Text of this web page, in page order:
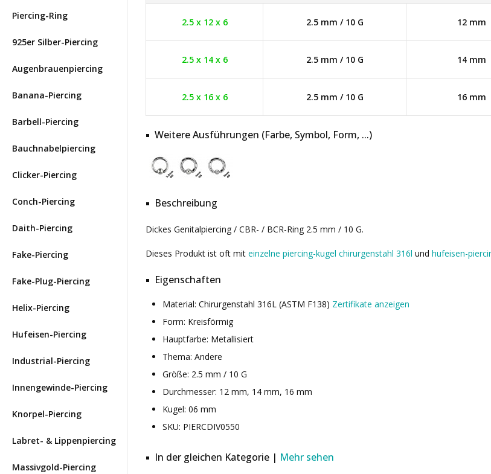
Piercing-Ring
925er Silber-Piercing
Augenbrauenpiercing
Banana-Piercing
Barbell-Piercing
Bauchnabelpiercing
Clicker-Piercing
Conch-Piercing
Daith-Piercing
Fake-Piercing
Fake-Plug-Piercing
Helix-Piercing
Hufeisen-Piercing
Industrial-Piercing
Innengewinde-Piercing
Knorpel-Piercing
Labret- & Lippenpiercing
Massivgold-Piercing
2.5 x 12 x 6 2.5 mm / 10 G 12 mm
2.5 x 14 x 6 2.5 mm / 10 G 14 mm
2.5 x 16 x 6 2.5 mm / 10 G 16 mm
Weitere Ausführungen (Farbe, Symbol, Form, ...)
Beschreibung
Dickes Genitalpiercing / CBR- / BCR-Ring 2.5 mm / 10 G.
Dieses Produkt ist oft mit einzelne piercing-kugel chirurgenstahl 316l und hufeisen-
Eigenschaften
Material: Chirurgenstahl 316L (ASTM F138) Zertifikate anzeigen
Form: Kreisförmig
Hauptfarbe: Metallisiert
Thema: Andere
Größe: 2.5 mm / 10 G
Durchmesser: 12 mm, 14 mm, 16 mm
Kugel: 06 mm
SKU: PIERCDIV0550
In der gleichen Kategorie | Mehr sehen